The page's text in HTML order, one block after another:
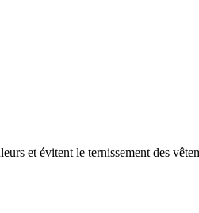
et évitent le ternissement des